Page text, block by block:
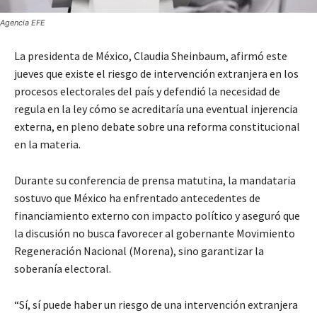
Agencia EFE
La presidenta de México, Claudia Sheinbaum, afirmó este
jueves que existe el riesgo de intervención extranjera en los
procesos electorales del país y defendió la necesidad de
regula en la ley cómo se acreditaría una eventual injerencia
externa, en pleno debate sobre una reforma constitucional
en la materia.
Durante su conferencia de prensa matutina, la mandataria
sostuvo que México ha enfrentado antecedentes de
financiamiento externo con impacto político y aseguró que
la discusión no busca favorecer al gobernante Movimiento
Regeneración Nacional (Morena), sino garantizar la
soberanía electoral.
“Sí, sí puede haber un riesgo de una intervención extranjera